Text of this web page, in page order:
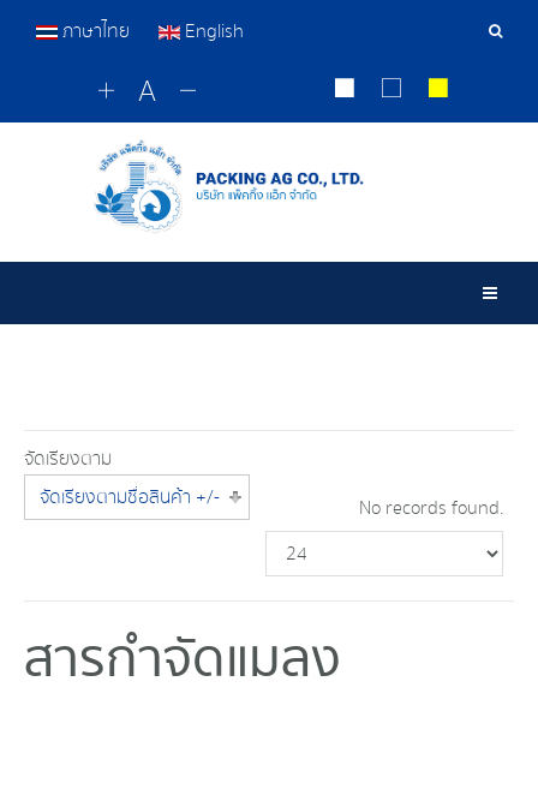
เครื่อ
ภาษาไทย English
จัดเรียงตาม
จัดเรียงตามชื่อสินค้า +/-
No records found.
สารกำจัดแมลง